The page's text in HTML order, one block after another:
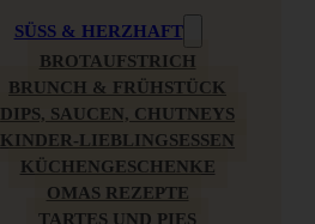
SÜSS & HERZHAFT
BROTAUFSTRICH
BRUNCH & FRÜHSTÜCK
DIPS, SAUCEN, CHUTNEYS
KINDER-LIEBLINGSESSEN
KÜCHENGESCHENKE
OMAS REZEPTE
TARTES UND PIES